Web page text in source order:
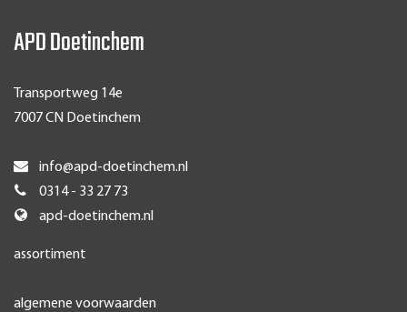
APD Doetinchem
Transportweg 14e
7007 CN Doetinchem
info@apd-doetinchem.nl
0314 - 33 27 73
apd-doetinchem.nl
assortiment
algemene voorwaarden